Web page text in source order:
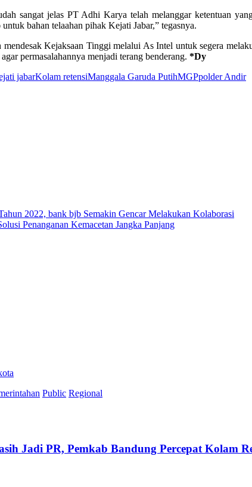
sangat jelas PT Adhi Karya telah melanggar ketentuan
bahan telaahan pihak Kejati Jabar,” tegasnya.
Kejaksaan Tinggi melalui As Intel untuk segera
permasalahannya menjadi terang benderang. *Dy
jabarKolam retensiManggala Garuda PutihMGPpolder Andir
2022, bank bjb Semakin Gencar Melakukan Kolaborasi
Penanganan Kemacetan Jangka Panjang
Public Regional
Jadi PR, Pemkab Bandung Percepat Kolam